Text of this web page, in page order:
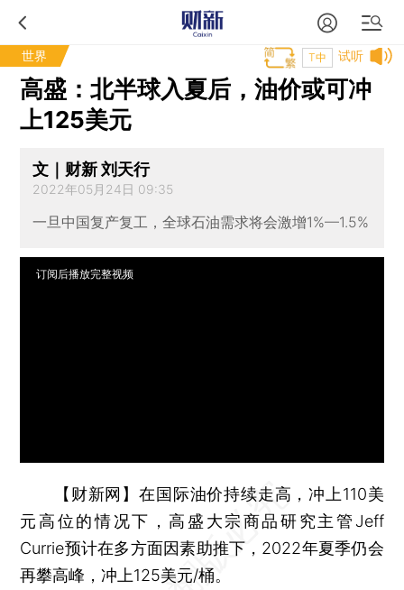
世界 试听
T中
高盛：北半球入夏后，油价或可冲
上125美元
文｜财新 刘天行
2022年05月24日 09:35
一旦中国复产复工，全球石油需求将会激增1%—1.5%
订阅后播放完整视频
【财新网】在国际油价持续走高，冲上110美
元高位的情况下，高盛大宗商品研究主管Jeff
Currie预计在多方面因素助推下，2022年夏季仍会
再攀高峰，冲上125美元/桶。